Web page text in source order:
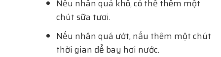
Nếu nhân quá khô, có thể thêm một
chút sữa tươi.
Nếu nhân quá ướt, nấu thêm một chút
thời gian để bay hơi nước.